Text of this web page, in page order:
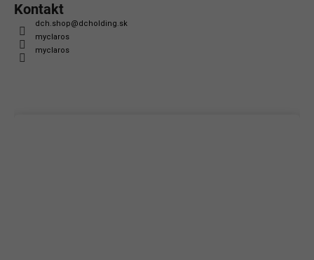
Kontakt
dch.shop@dcholding.sk
myclaros
myclaros